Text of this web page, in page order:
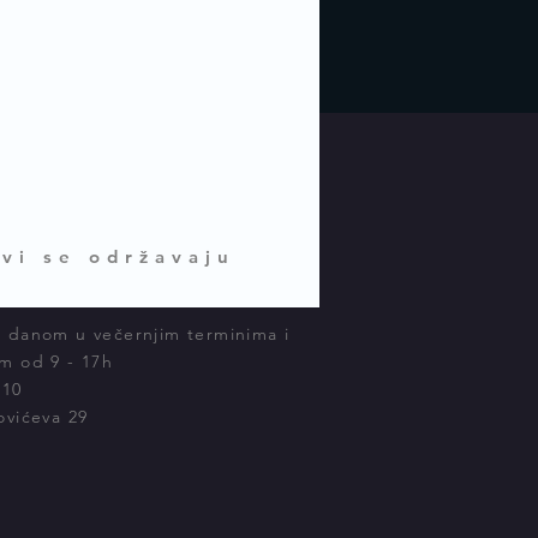
se održavaju
danom u večernjim terminima i
od 9 - 17h
29